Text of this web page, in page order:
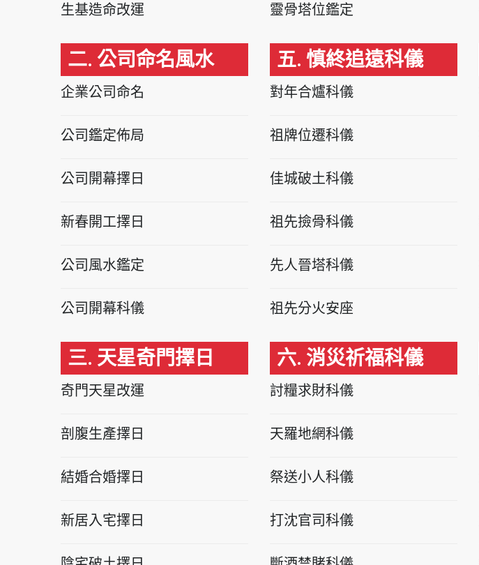
生基造命改運
二. 公司命名風水
企業公司命名
公司鑑定佈局
公司開幕擇日
新春開工擇日
公司風水鑑定
公司開幕科儀
三. 天星奇門擇日
奇門天星改運
剖腹生產擇日
結婚合婚擇日
新居入宅擇日
靈骨塔位鑑定
五. 慎終追遠科儀
對年合爐科儀
祖牌位遷科儀
佳城破土科儀
祖先撿骨科儀
先人晉塔科儀
祖先分火安座
六. 消災祈福科儀
討糧求財科儀
天羅地網科儀
祭送小人科儀
打沈官司科儀